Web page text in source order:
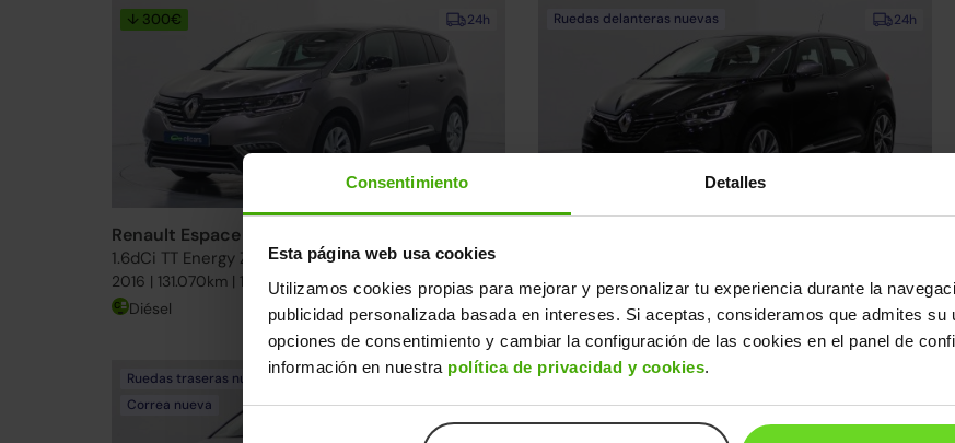
Consentimiento Detalles
Esta página web usa cookies
Utilizamos cookies propias para mejorar y personalizar tu experiencia durante la
publicidad personalizada basada en intereses. Si aceptas, consideramos que admites su
opciones de consentimiento y cambiar la configuración de las cookies en el panel de
información en nuestra política de privacidad y cookies.
24h
↓ 300€
Renault Espace
1.6dCi TT Energy Zen EDC
2016 | 131.070km | 160CV | Automático
13.190€
Diésel Desde314€ /mes
24h
Ruedas delanteras nuevas
2016 | 107.800km | 130CV | Manual
Gasolina Desde237€/mes
Ruedas traseras nuevas
Correa nueva
Ruedas traseras nuevas